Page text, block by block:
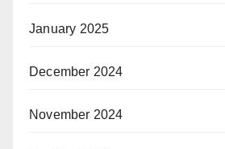
January 2025
December 2024
November 2024